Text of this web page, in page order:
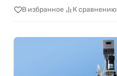
В избранное К сравнению